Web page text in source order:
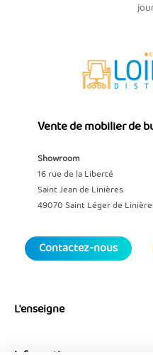
Vente de mobilier de
Showroom
16 rue de la Liberté
Saint Jean de Linières
49070 Saint Léger de
Contactez-nous
L'enseigne